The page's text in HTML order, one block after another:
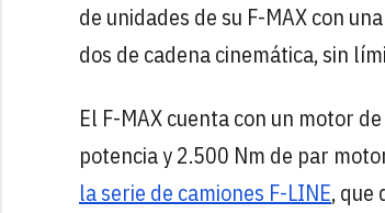
de unidades de su F-MAX con una
dos de cadena cinemática, sin
El F-MAX cuenta con un motor
potencia y 2.500 Nm de par
la serie de camiones F-LINE, que